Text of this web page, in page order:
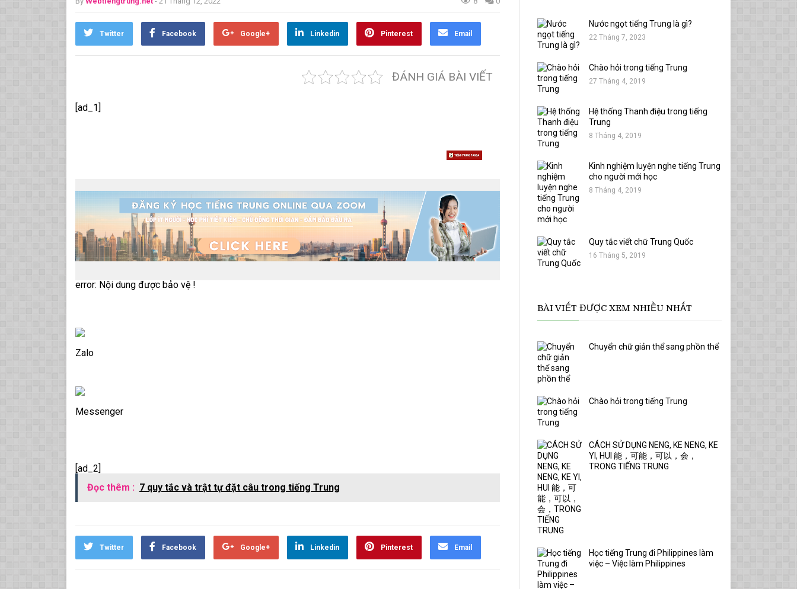
Twitter Facebook Google+ Linkedin Pinterest Email
ĐÁNH GIÁ BÀI VIẾT
[ad_1]
error: Nội dung được bảo vệ !
Zalo
Messenger
[ad_2]
Đọc thêm : 7 quy tắc và trật tự đặt câu trong tiếng Trung
Twitter Facebook Google+ Linkedin Pinterest Email
Nước ngọt tiếng Trung là gì?
22 Tháng 7, 2023
Chào hỏi trong tiếng Trung
27 Tháng 4, 2019
Hệ thống Thanh điệu trong tiếng
Trung
8 Tháng 4, 2019
Kinh nghiệm luyện nghe tiếng Trung
cho người mới học
8 Tháng 4, 2019
Quy tắc viết chữ Trung Quốc
16 Tháng 5, 2019
BÀI VIẾT ĐƯỢC XEM NHIỀU NHẤT
Chuyển chữ giản thể sang phồn thể
Chào hỏi trong tiếng Trung
CÁCH SỬ DỤNG NENG, KE NENG, KE
YI, HUI 能，可能，可以，会，
TRONG TIẾNG TRUNG
Học tiếng Trung đi Philippines làm
việc – Việc làm Philippines